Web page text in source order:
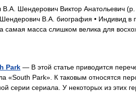
Шендерович Виктор Анатольевич (р.
В.А. биография • Индивид в
самая масса слишком велика для
Park — В этой статье приводится
«South Park». К таковым относятся
серии сериала. У некоторых из этих